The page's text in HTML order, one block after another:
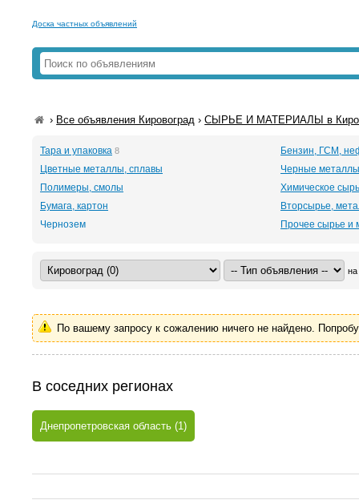
Доска частных объявлений
› Все объявления Кировоград ›СЫРЬЕ И МАТЕРИАЛЫ в
Тара и упаковка 8
Бензин, ГСМ,
Цветные металлы, сплавы
Черные
Полимеры, смолы
Химическое
Бумага, картон
Вторсырье,
Чернозем
Прочее сырье и
на
По вашему запросу к сожалению ничего не найдено.
В соседних регионах
Днепропетровская область (1)